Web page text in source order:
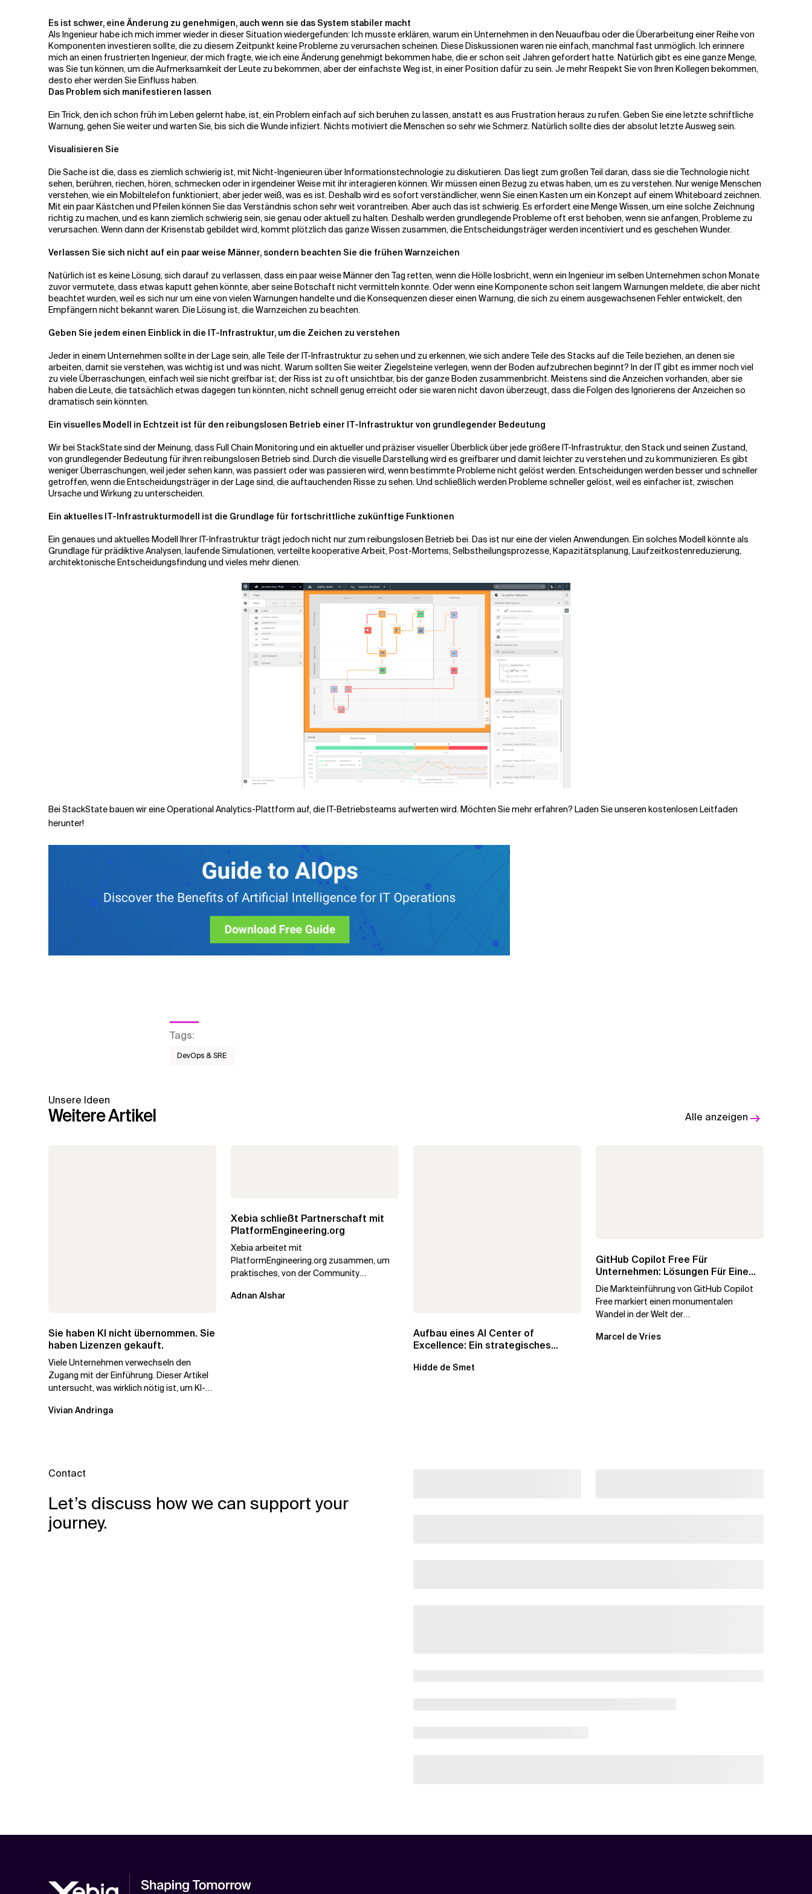
Verwandte Themen
Es ist schwer, eine Änderung zu genehmigen, auch wenn sie das System stabiler macht
Als Ingenieur habe ich mich immer wieder in dieser Situation wiedergefunden: Ich musste erklären, warum ein Unternehmen in den Neuaufbau oder die Überarbeitung einer Reihe von
Komponenten investieren sollte, die zu diesem Zeitpunkt keine Probleme zu verursachen scheinen. Diese Diskussionen waren nie einfach, manchmal fast unmöglich. Ich erinnere
mich an einen frustrierten Ingenieur, der mich fragte, wie ich eine Änderung genehmigt bekommen habe, die er schon seit Jahren gefordert hatte. Natürlich gibt es eine ganze Menge,
was Sie tun können, um die Aufmerksamkeit der Leute zu bekommen, aber der einfachste Weg ist, in einer Position dafür zu sein. Je mehr Respekt Sie von Ihren Kollegen bekommen,
desto eher werden Sie Einfluss haben.
Das Problem sich manifestieren lassen
Ein Trick, den ich schon früh im Leben gelernt habe, ist, ein Problem einfach auf sich beruhen zu lassen, anstatt es aus Frustration heraus zu rufen. Geben Sie eine letzte schriftliche
Warnung, gehen Sie weiter und warten Sie, bis sich die Wunde infiziert. Nichts motiviert die Menschen so sehr wie Schmerz. Natürlich sollte dies der absolut letzte Ausweg sein.
Visualisieren Sie
Die Sache ist die, dass es ziemlich schwierig ist, mit Nicht-Ingenieuren über Informationstechnologie zu diskutieren. Das liegt zum großen Teil daran, dass sie die Technologie nicht
sehen, berühren, riechen, hören, schmecken oder in irgendeiner Weise mit ihr interagieren können. Wir müssen einen Bezug zu etwas haben, um es zu verstehen. Nur wenige Menschen
verstehen, wie ein Mobiltelefon funktioniert, aber jeder weiß, was es ist. Deshalb wird es sofort verständlicher, wenn Sie einen Kasten um ein Konzept auf einem Whiteboard zeichnen.
Mit ein paar Kästchen und Pfeilen können Sie das Verständnis schon sehr weit vorantreiben. Aber auch das ist schwierig. Es erfordert eine Menge Wissen, um eine solche Zeichnung
richtig zu machen, und es kann ziemlich schwierig sein, sie genau oder aktuell zu halten. Deshalb werden grundlegende Probleme oft erst behoben, wenn sie anfangen, Probleme zu
verursachen. Wenn dann der Krisenstab gebildet wird, kommt plötzlich das ganze Wissen zusammen, die Entscheidungsträger werden incentiviert und es geschehen Wunder.
Verlassen Sie sich nicht auf ein paar weise Männer, sondern beachten Sie die frühen Warnzeichen
Natürlich ist es keine Lösung, sich darauf zu verlassen, dass ein paar weise Männer den Tag retten, wenn die Hölle losbricht, wenn ein Ingenieur im selben Unternehmen schon Monate
zuvor vermutete, dass etwas kaputt gehen könnte, aber seine Botschaft nicht vermitteln konnte. Oder wenn eine Komponente schon seit langem Warnungen meldete, die aber nicht
beachtet wurden, weil es sich nur um eine von vielen Warnungen handelte und die Konsequenzen dieser einen Warnung, die sich zu einem ausgewachsenen Fehler entwickelt, den
Empfängern nicht bekannt waren. Die Lösung ist, die Warnzeichen zu beachten.
Geben Sie jedem einen Einblick in die IT-Infrastruktur, um die Zeichen zu verstehen
Jeder in einem Unternehmen sollte in der Lage sein, alle Teile der IT-Infrastruktur zu sehen und zu erkennen, wie sich andere Teile des Stacks auf die Teile beziehen, an denen sie
arbeiten, damit sie verstehen, was wichtig ist und was nicht. Warum sollten Sie weiter Ziegelsteine verlegen, wenn der Boden aufzubrechen beginnt? In der IT gibt es immer noch viel
zu viele Überraschungen, einfach weil sie nicht greifbar ist; der Riss ist zu oft unsichtbar, bis der ganze Boden zusammenbricht. Meistens sind die Anzeichen vorhanden, aber sie
haben die Leute, die tatsächlich etwas dagegen tun könnten, nicht schnell genug erreicht oder sie waren nicht davon überzeugt, dass die Folgen des Ignorierens der Anzeichen so
dramatisch sein könnten.
Ein visuelles Modell in Echtzeit ist für den reibungslosen Betrieb einer IT-Infrastruktur von grundlegender Bedeutung
Wir bei StackState sind der Meinung, dass Full Chain Monitoring und ein aktueller und präziser visueller Überblick über jede größere IT-Infrastruktur, den Stack und seinen Zustand,
von grundlegender Bedeutung für ihren reibungslosen Betrieb sind. Durch die visuelle Darstellung wird es greifbarer und damit leichter zu verstehen und zu kommunizieren. Es gibt
weniger Überraschungen, weil jeder sehen kann, was passiert oder was passieren wird, wenn bestimmte Probleme nicht gelöst werden. Entscheidungen werden besser und schneller
getroffen, wenn die Entscheidungsträger in der Lage sind, die auftauchenden Risse zu sehen. Und schließlich werden Probleme schneller gelöst, weil es einfacher ist, zwischen
Ursache und Wirkung zu unterscheiden.
Ein aktuelles IT-Infrastrukturmodell ist die Grundlage für fortschrittliche zukünftige Funktionen
Ein genaues und aktuelles Modell Ihrer IT-Infrastruktur trägt jedoch nicht nur zum reibungslosen Betrieb bei. Das ist nur eine der vielen Anwendungen. Ein solches Modell könnte als
Grundlage für prädiktive Analysen, laufende Simulationen, verteilte kooperative Arbeit, Post-Mortems, Selbstheilungsprozesse, Kapazitätsplanung, Laufzeitkostenreduzierung,
architektonische Entscheidungsfindung und vieles mehr dienen.
Bei StackState bauen wir eine Operational Analytics-Plattform auf, die IT-Betriebsteams aufwerten wird.Möchten Sie mehr erfahren? Laden Sie unseren kostenlosen Leitfaden
herunter!
Tags:
DevOps & SRE
Unsere Ideen
Weitere Artikel Alle anzeigen
Sie haben KI nicht übernommen. Sie
haben Lizenzen gekauft.
Viele Unternehmen verwechseln den
Zugang mit der Einführung. Dieser Artikel
untersucht, was wirklich nötig ist, um KI-
Vivian Andringa
Xebia schließt Partnerschaft mit
PlatformEngineering.org
Xebia arbeitet mit
PlatformEngineering.org zusammen, um
praktisches, von der Community
voranzutreiben, wobei der...
Adnan Alshar
Aufbau eines AI Center of
Excellence: Ein strategisches
Hidde de Smet
GitHub Copilot Free Für
Unternehmen: Lösungen Für Eine
Sichere Und Konforme...
Die Markteinführung von GitHub Copilot
Free markiert einen monumentalen
Wandel in der Welt der
dieses...
Marcel de Vries
Contact
Let’s discuss how we can support your
journey.